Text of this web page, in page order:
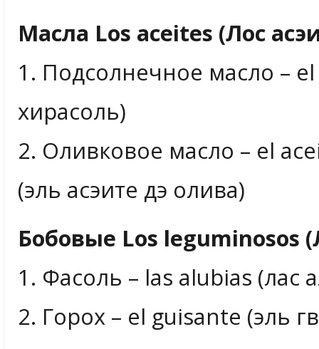
Масла Los aceites (Лос
1. Подсолнечное масло –
хирасоль)
2. Оливковое масло – el
(эль асэите дэ олива)
Бобовые Los leguminosos
1. Фасоль – las alubias (лас
2. Горох – el guisante (эль